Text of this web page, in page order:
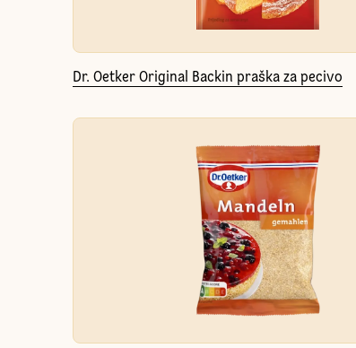
Dr. Oetker Original Backin praška za pecivo